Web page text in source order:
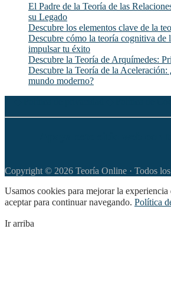
El Padre de la Teoría de las
su Legado
Descubre los elementos clave de la
Descubre cómo la teoría cognitiva de
impulsar tu éxito
Descubre la Teoría de Arquímedes:
Descubre la Teoría de la
mundo moderno?
Copyright © 2026 Teoría Online · Todos los
Usamos cookies para mejorar la experiencia del usuario. Selecciona
aceptar para continuar navegando. Política
Ir arriba